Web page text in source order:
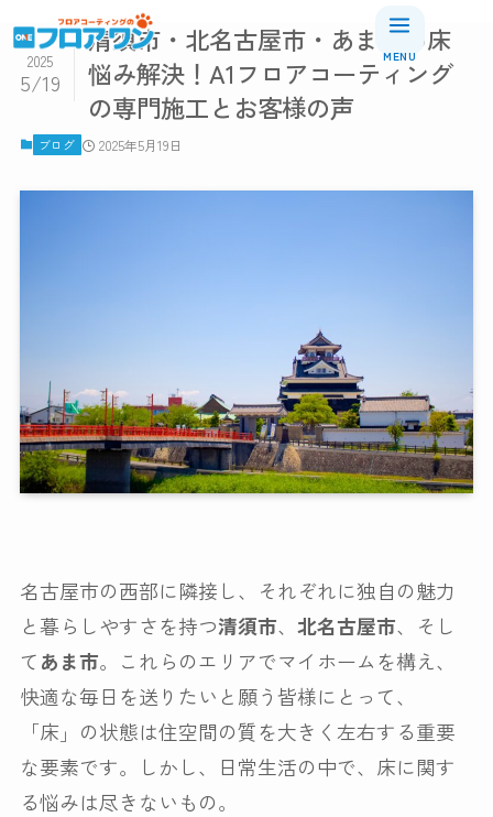
A1コーティングについて
抗菌・抗ウイルス性能について
お手入れについて
安全性について
対応場所・素材
施工事例
お客様の声
よくある質問
清須市・北名古屋市・あま市の床
悩み解決！A1フロアコーティング
の専門施工とお客様の声
2025
5/19
ブログ 2025年5月19日
名古屋市の西部に隣接し、それぞれに独自の魅力
と暮らしやすさを持つ清須市、 北名古屋市、そし
てあま市。これらのエリアでマイホームを構え、
快適な毎日を送りたいと願う皆様にとって、
「床」の状態は住空間の質を大きく左右する重要
な要素です。しかし、日常生活の中で、床に関す
る悩みは尽きないもの。